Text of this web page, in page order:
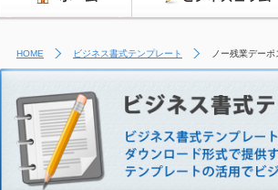
HOME ビジネス書式テンプレート ノー残業デー